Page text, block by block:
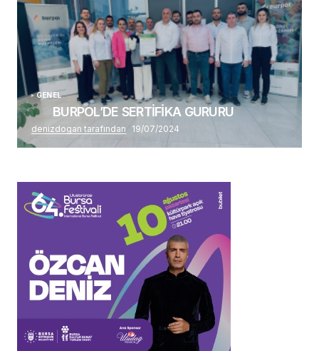
GENEL
BURPOL’DE SERTİFİKA GURURU
denizdogan tarafından 19/07/2024